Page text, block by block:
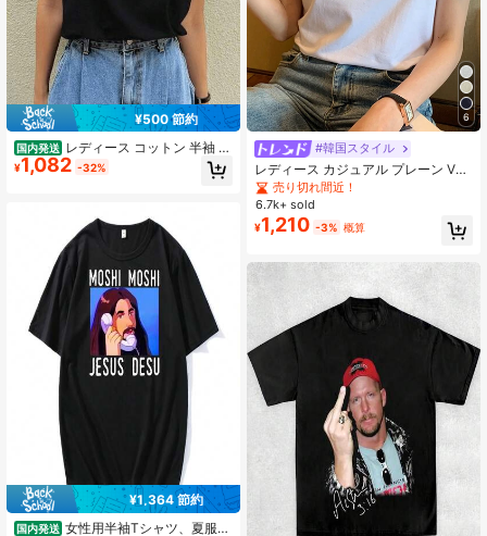
¥500 節約
国内発送 レディース コットン 半袖 ラ
ウンドネック カジュアル キュート T
シャツ カートゥーン グラフィック
¥1,082 -32%
¥1,364 節約
国内発送 女性用半袖Tシャツ、夏服、
6
#韓国スタイル
レディース カジュアル プレーン Vネ
ック 半袖 Tシャツ、夏 ホワイト
売り切れ間近！
6.7k+ sold
¥1,210 -3% 概算